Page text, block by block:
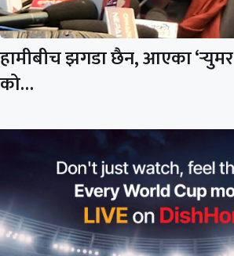
हामीबीच झगडा छैन, आएका
को…